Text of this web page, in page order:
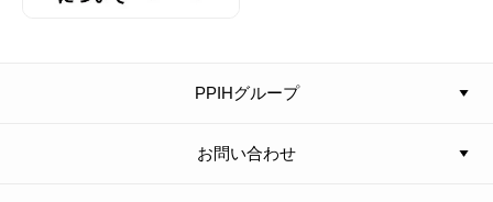
PPIHグループ
お問い合わせ